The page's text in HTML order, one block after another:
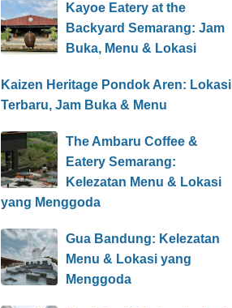
Kayoe Eatery at the
Backyard Semarang: Jam
Buka, Menu & Lokasi
Kaizen Heritage Pondok Aren: Lokasi
Terbaru, Jam Buka & Menu
The Ambaru Coffee &
Eatery Semarang:
Kelezatan Menu & Lokasi
yang Menggoda
Gua Bandung: Kelezatan
Menu & Lokasi yang
Menggoda